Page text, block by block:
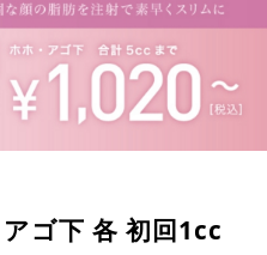
ゴ下 各 初回1cc